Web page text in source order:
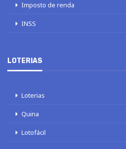
Imposto de renda
INSS
LOTERIAS
Loterias
Quina
Lotofácil